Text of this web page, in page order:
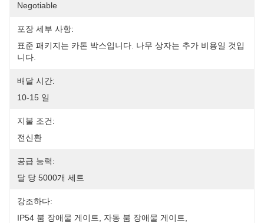
Negotiable
포장 세부 사항:
표준 패키지는 카톤 박스입니다. 나무 상자는 추가 비용일 것입
니다.
배달 시간:
10-15 일
지불 조건:
전신환
공급 능력:
달 당 5000개 세트
강조하다:
IP54 붐 장애물 게이트
자동 붐 장애물 게이트